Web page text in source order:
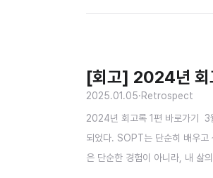
[회고] 2024년 회
2025.01.05·Retrospect
2024년 회고록 1편 바로가기 3
되었다. SOPT는 단순히 배우고
은 단순한 경험이 아니라, 내 삶